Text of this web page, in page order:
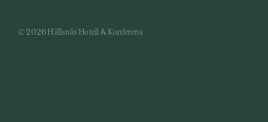
© 2026 Hällsnäs Hotell & Konferens